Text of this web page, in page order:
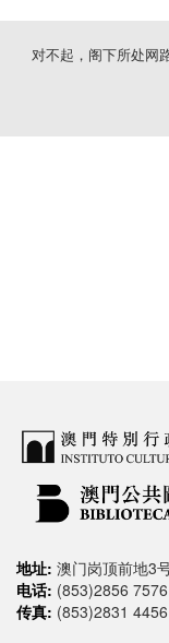
对不起，阁下所处网
地址: 澳门岗顶前地3
电话: (853)2856
传真: (853)2831 4456